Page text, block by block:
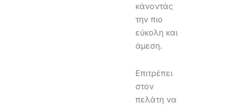
κάνοντάς
την πιο
εύκολη και
άμεση.
Επιτρέπει
στον
πελάτη να